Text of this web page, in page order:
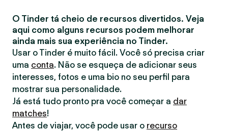
O Tinder tá cheio de recursos divertidos. Veja
aqui como alguns recursos podem melhorar
ainda mais sua experiência no Tinder.
Usar o Tinder é muito fácil. Você só precisa criar
uma conta. Não se esqueça de adicionar seus
interesses, fotos e uma bio no seu perfil para
mostrar sua personalidade.
Já está tudo pronto pra você começar a dar
matches!
Antes de viajar, você pode usar o recurso